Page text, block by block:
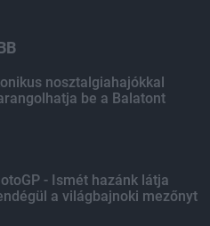
nosztalgiahajókkal
be a Balatont
- Ismét hazánk látja
a világbajnoki mezőnyt